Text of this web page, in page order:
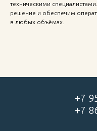
техническими
решение и обеспечим
в любых объёмах.
+7
+7